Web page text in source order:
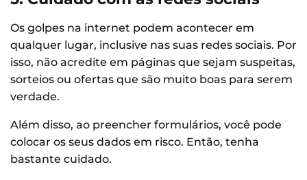
Os golpes na internet podem acontecer em
qualquer lugar, inclusive nas suas redes sociais. Por
isso, não acredite em páginas que sejam suspeitas,
sorteios ou ofertas que são muito boas para serem
verdade.
Além disso, ao preencher formulários, você pode
colocar os seus dados em risco. Então, tenha
bastante cuidado.